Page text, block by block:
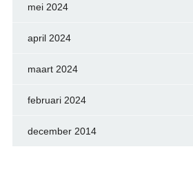
mei 2024
april 2024
maart 2024
februari 2024
december 2014